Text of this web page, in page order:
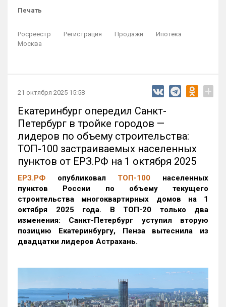
Печать
Росреестр Регистрация Продажи
Ипотека
Москва
21 октября 2025 15:58 +
Екатеринбург опередил Санкт-
Петербург в тройке городов —
лидеров по объему строительства:
ТОП-100 застраиваемых населенных
пунктов от ЕРЗ.РФ на 1 октября 2025
ЕРЗ.РФ опубликовал ТОП-100 населенных
пунктов России по объему текущего
строительства многоквартирных домов на 1
октября 2025 года. В ТОП-20 только два
изменения: Санкт-Петербург уступил вторую
позицию Екатеринбургу, Пенза вытеснила из
двадцатки лидеров Астрахань.